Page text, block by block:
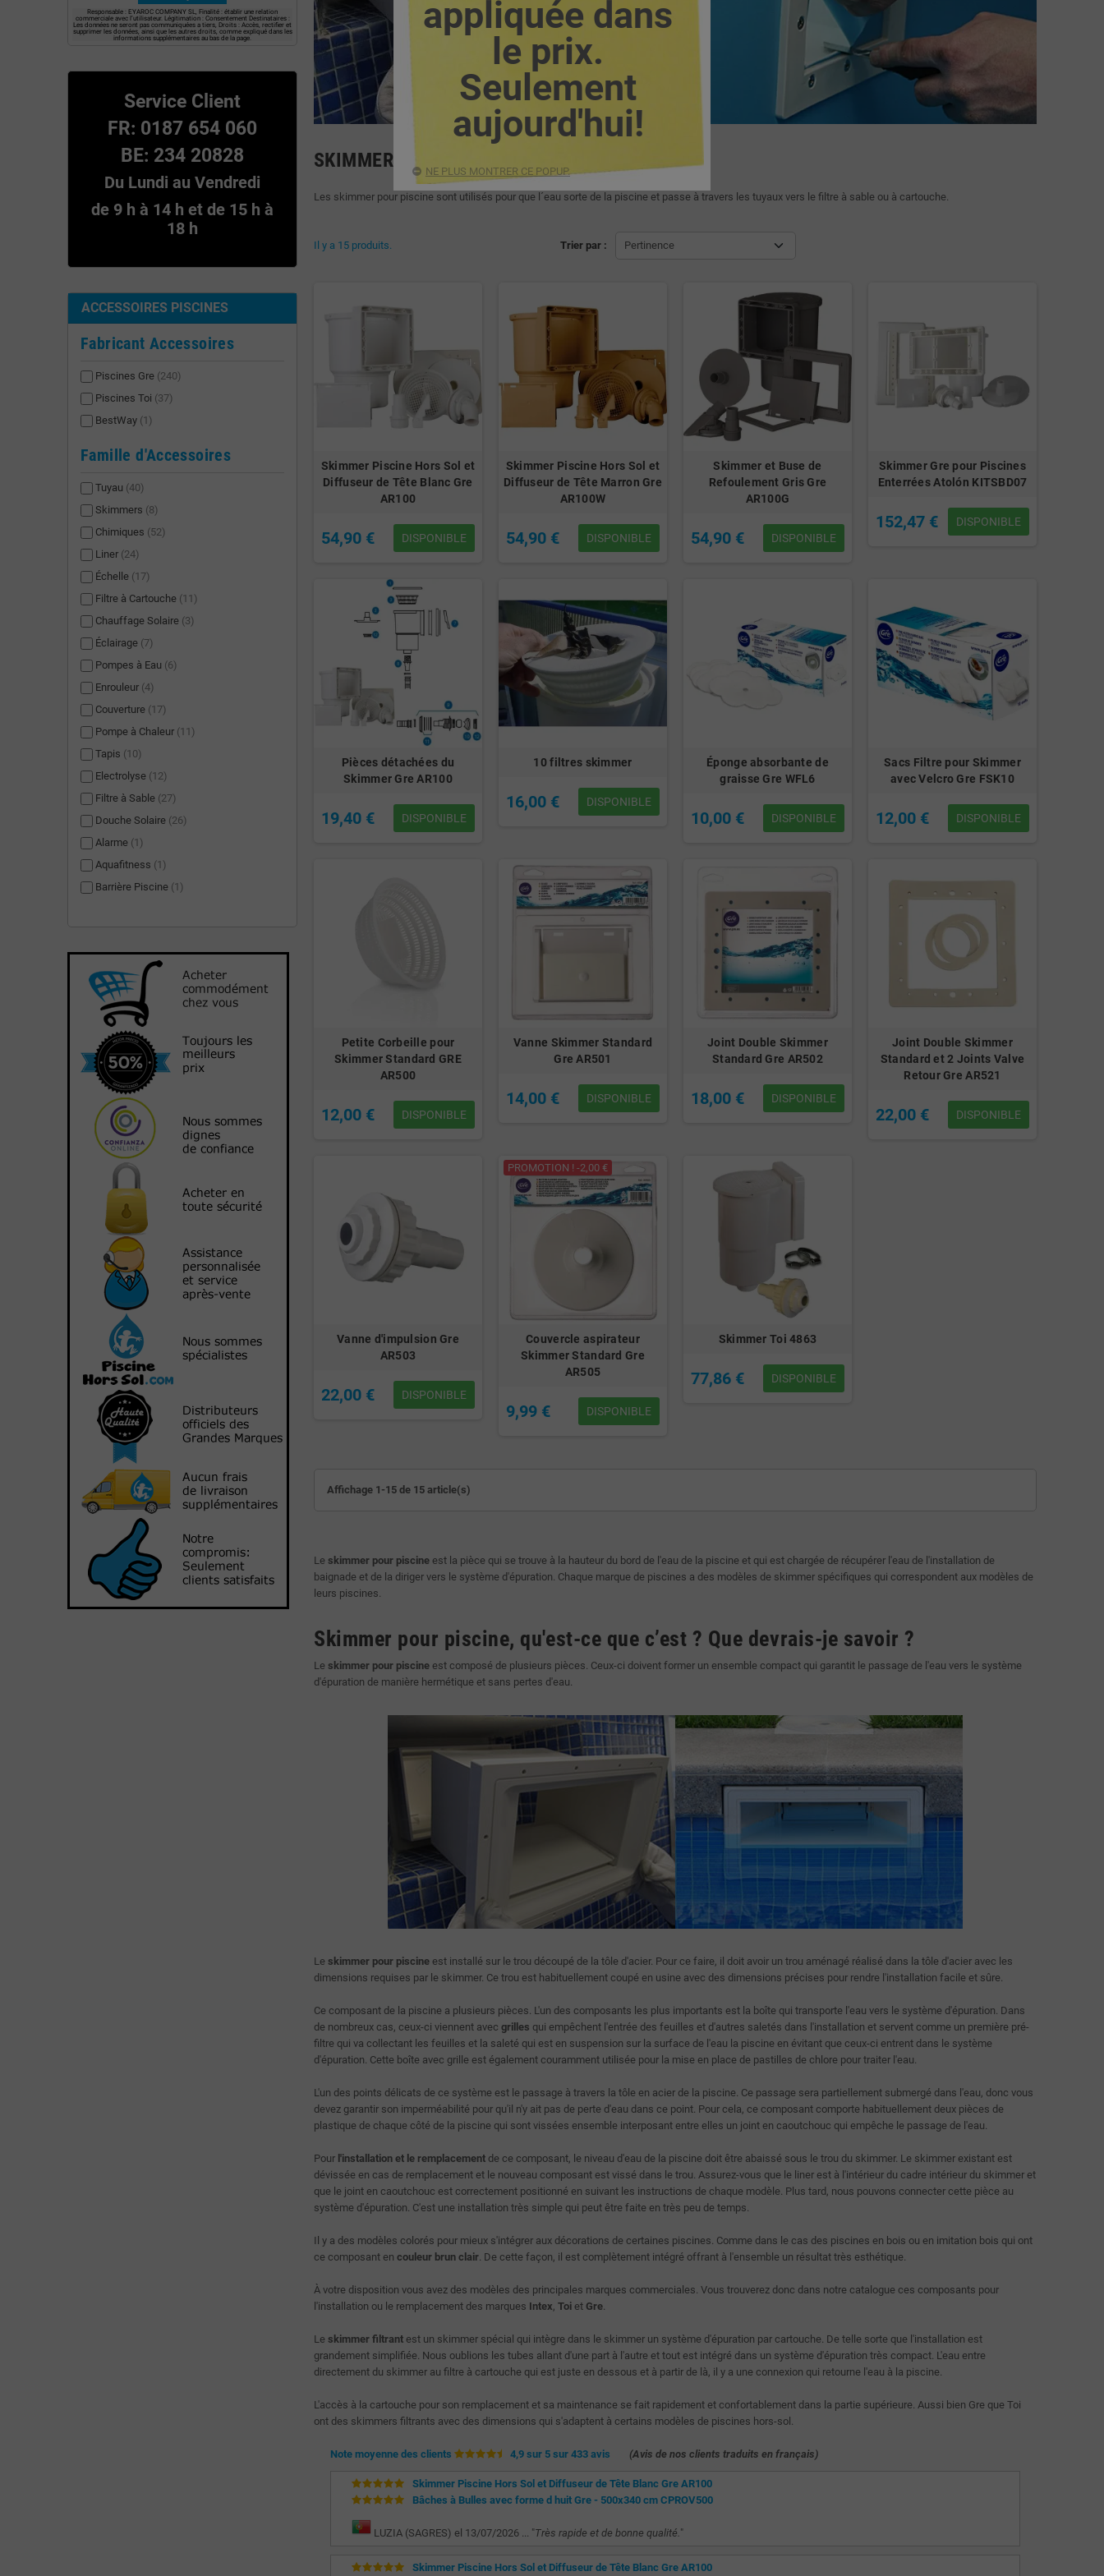
Responsable : EYAROC COMPANY SL, Finalité : établir une relation
commerciale avec l’utilisateur. Légitimation : Consentement Destinataires :
Les données ne seront pas communiquées a tiers, Droits : Accès, rectifier et
supprimer les données, ainsi que les autres droits, comme expliqué dans les
informations supplémentaires au bas de la page.
Service Client
FR: 0187 654 060
BE: 234 20828
Du Lundi au Vendredi
de 9 h à 14 h et de 15 h à
18 h
ACCESSOIRES PISCINES
Fabricant Accessoires
Piscines Gre (240)
Piscines Toi (37)
BestWay (1)
Famille d'Accessoires
Tuyau (40)
Skimmers (8)
Chimiques (52)
Liner (24)
Échelle (17)
Filtre à Cartouche (11)
Chauffage Solaire (3)
Éclairage (7)
Pompes à Eau (6)
Enrouleur (4)
Couverture (17)
Pompe à Chaleur (11)
Tapis (10)
Electrolyse (12)
Filtre à Sable (27)
Douche Solaire (26)
Alarme (1)
Aquafitness (1)
Barrière Piscine (1)
SKIMMER POUR PISCINE
Les skimmer pour piscine sont utilisés pour que l´eau sorte de la piscine et passe à travers les tuyaux vers le filtre à sable ou à cartouche.
Trier par : Pertinence
Il y a 15 produits.
Skimmer Piscine Hors Sol et
Diffuseur de Tête Blanc Gre
AR100
54,90 € DISPONIBLE
Skimmer Piscine Hors Sol et
Diffuseur de Tête Marron Gre
AR100W
54,90 € DISPONIBLE
Skimmer et Buse de
Refoulement Gris Gre
AR100G
54,90 € DISPONIBLE
Skimmer Gre pour Piscines
Enterrées Atolón KITSBD07
152,47 € DISPONIBLE
Pièces détachées du
Skimmer Gre AR100
19,40 € DISPONIBLE
10 filtres skimmer
16,00 € DISPONIBLE
Éponge absorbante de
graisse Gre WFL6
10,00 € DISPONIBLE
Sacs Filtre pour Skimmer
avec Velcro Gre FSK10
12,00 € DISPONIBLE
Petite Corbeille pour
Skimmer Standard GRE
AR500
12,00 € DISPONIBLE
Vanne Skimmer Standard
Gre AR501
14,00 € DISPONIBLE
Joint Double Skimmer
Standard Gre AR502
18,00 € DISPONIBLE
Joint Double Skimmer
Standard et 2 Joints Valve
Retour Gre AR521
22,00 € DISPONIBLE
Vanne d'impulsion Gre
AR503
22,00 € DISPONIBLE
PROMOTION ! -2,00 €
Couvercle aspirateur
Skimmer Standard Gre
AR505
9,99 € DISPONIBLE
Skimmer Toi 4863
77,86 € DISPONIBLE
Affichage 1-15 de 15 article(s)
Le skimmer pour piscine est la pièce qui se trouve à la hauteur du bord de l'eau de la piscine et qui est chargée de récupérer l'eau de l'installation de
baignade et de la diriger vers le système d'épuration. Chaque marque de piscines a des modèles de skimmer spécifiques qui correspondent aux modèles de
leurs piscines.
Skimmer pour piscine, qu'est-ce que c’est ? Que devrais-je savoir ?
Le skimmer pour piscine est composé de plusieurs pièces. Ceux-ci doivent former un ensemble compact qui garantit le passage de l'eau vers le système
d'épuration de manière hermétique et sans pertes d'eau.
Le skimmer pour piscine est installé sur le trou découpé de la tôle d'acier. Pour ce faire, il doit avoir un trou aménagé réalisé dans la tôle d'acier avec les
dimensions requises par le skimmer. Ce trou est habituellement coupé en usine avec des dimensions précises pour rendre l'installation facile et sûre.
Ce composant de la piscine a plusieurs pièces. L'un des composants les plus importants est la boîte qui transporte l'eau vers le système d'épuration. Dans
de nombreux cas, ceux-ci viennent avec grilles qui empêchent l'entrée des feuilles et d'autres saletés dans l'installation et servent comme un première pré-
filtre qui va collectant les feuilles et la saleté qui est en suspension sur la surface de l'eau la piscine en évitant que ceux-ci entrent dans le système
d'épuration. Cette boîte avec grille est également couramment utilisée pour la mise en place de pastilles de chlore pour traiter l'eau.
L'un des points délicats de ce système est le passage à travers la tôle en acier de la piscine. Ce passage sera partiellement submergé dans l'eau, donc vous
devez garantir son imperméabilité pour qu'il n'y ait pas de perte d'eau dans ce point. Pour cela, ce composant comporte habituellement deux pièces de
plastique de chaque côté de la piscine qui sont vissées ensemble interposant entre elles un joint en caoutchouc qui empêche le passage de l'eau.
Pour l'installation et le remplacement de ce composant, le niveau d'eau de la piscine doit être abaissé sous le trou du skimmer. Le skimmer existant est
dévissée en cas de remplacement et le nouveau composant est vissé dans le trou. Assurez-vous que le liner est à l'intérieur du cadre intérieur du skimmer et
que le joint en caoutchouc est correctement positionné en suivant les instructions de chaque modèle. Plus tard, nous pouvons connecter cette pièce au
système d'épuration. C'est une installation très simple qui peut être faite en très peu de temps.
Il y a des modèles colorés pour mieux s'intégrer aux décorations de certaines piscines. Comme dans le cas des piscines en bois ou en imitation bois qui ont
ce composant en couleur brun clair. De cette façon, il est complètement intégré offrant à l'ensemble un résultat très esthétique.
À votre disposition vous avez des modèles des principales marques commerciales. Vous trouverez donc dans notre catalogue ces composants pour
l'installation ou le remplacement des marques Intex, Toi et Gre.
Le skimmer filtrant est un skimmer spécial qui intègre dans le skimmer un système d'épuration par cartouche. De telle sorte que l'installation est
grandement simplifiée. Nous oublions les tubes allant d'une part à l'autre et tout est intégré dans un système d'épuration très compact. L'eau entre
directement du skimmer au filtre à cartouche qui est juste en dessous et à partir de là, il y a une connexion qui retourne l'eau à la piscine.
L'accès à la cartouche pour son remplacement et sa maintenance se fait rapidement et confortablement dans la partie supérieure. Aussi bien Gre que Toi
ont des skimmers filtrants avec des dimensions qui s'adaptent à certains modèles de piscines hors-sol.
Note moyenne des clients 4,9 sur 5 sur 433 avis (Avis de nos clients traduits en français)
Skimmer Piscine Hors Sol et Diffuseur de Tête Blanc Gre AR100
Bâches à Bulles avec forme d huit Gre - 500x340 cm CPROV500
LUZIA (SAGRES) el 13/07/2026 ... "Très rapide et de bonne qualité."
Skimmer Piscine Hors Sol et Diffuseur de Tête Blanc Gre AR100
appliquée dans
le prix.
Seulement
aujourd'hui!
NE PLUS MONTRER CE POPUP.